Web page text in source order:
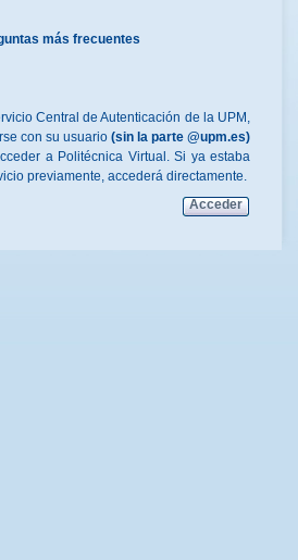
más frecuentes
Central de Autenticación de la UPM,
con su usuario (sin la parte @upm.es)
a Politécnica Virtual. Si ya estaba
previamente, accederá directamente.